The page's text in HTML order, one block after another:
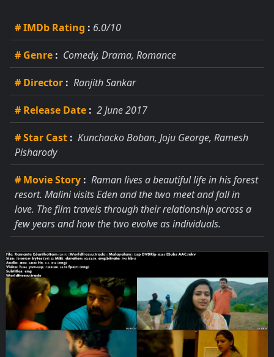
# IMDb Rating : 6.0/10
# Genre : Comedy, Drama, Romance
# Director : Ranjith Sankar
# Release Date : 2 June 2017
# Star Cast : Kunchacko Boban, Joju George, Ramesh
Pisharody
# Movie Story : Raman lives a beautiful life in his forest
resort. Malini visits Eden and the two meet and fall in
love. The film travels through their relationship across a
few years and how the two evolve as individuals.